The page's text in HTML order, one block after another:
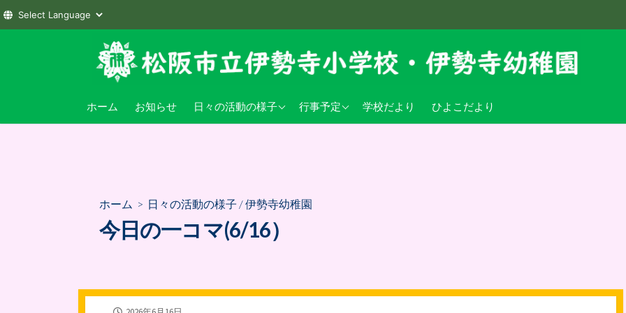
へ
ホーム お知らせ 日々の活動の様子
伊勢寺小学校
行事予定
小学校行事予定学校だより ひよこだより
ホーム > 日々の活動の様子 /伊勢寺幼稚園
今日の一コマ(6/16）